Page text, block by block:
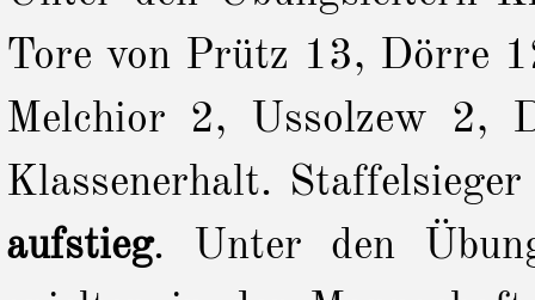
Tore von Prütz 13, Dörre
Melchior 2, Ussolzew 2,
Klassenerhalt.
aufstieg. Unter den